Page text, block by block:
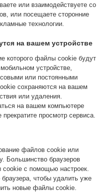
или взаимодействуете со
или посещаете сторонние
технологии.
на вашем устройстве
которого файлы cookie будут
устройстве,
или постоянными
сохраняются на вашем
или удаления.
на вашем компьютере
просмотр сервиса.
файлов cookie или
Большинство браузеров
с помощью настроек.
чтобы удалить уже
новые файлы cookie.